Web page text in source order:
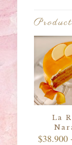
La
$38.900